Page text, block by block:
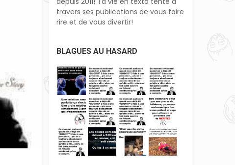
travers ses publications de vous faire
rire et de vous divertir!
BLAGUES AU HASARD